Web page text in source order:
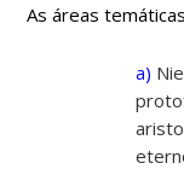
As áreas
a)